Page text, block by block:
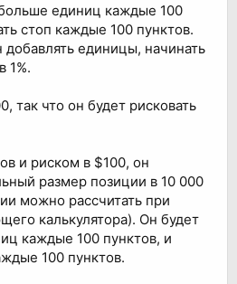
единиц каждые 100
стоп каждые 100 пунктов.
единицы, начинать
1%.
так что он будет рисковать
и риском в $100, он
размер позиции в 10 000
можно рассчитать при
калькулятора). Он будет
каждые 100 пунктов, и
100 пунктов.